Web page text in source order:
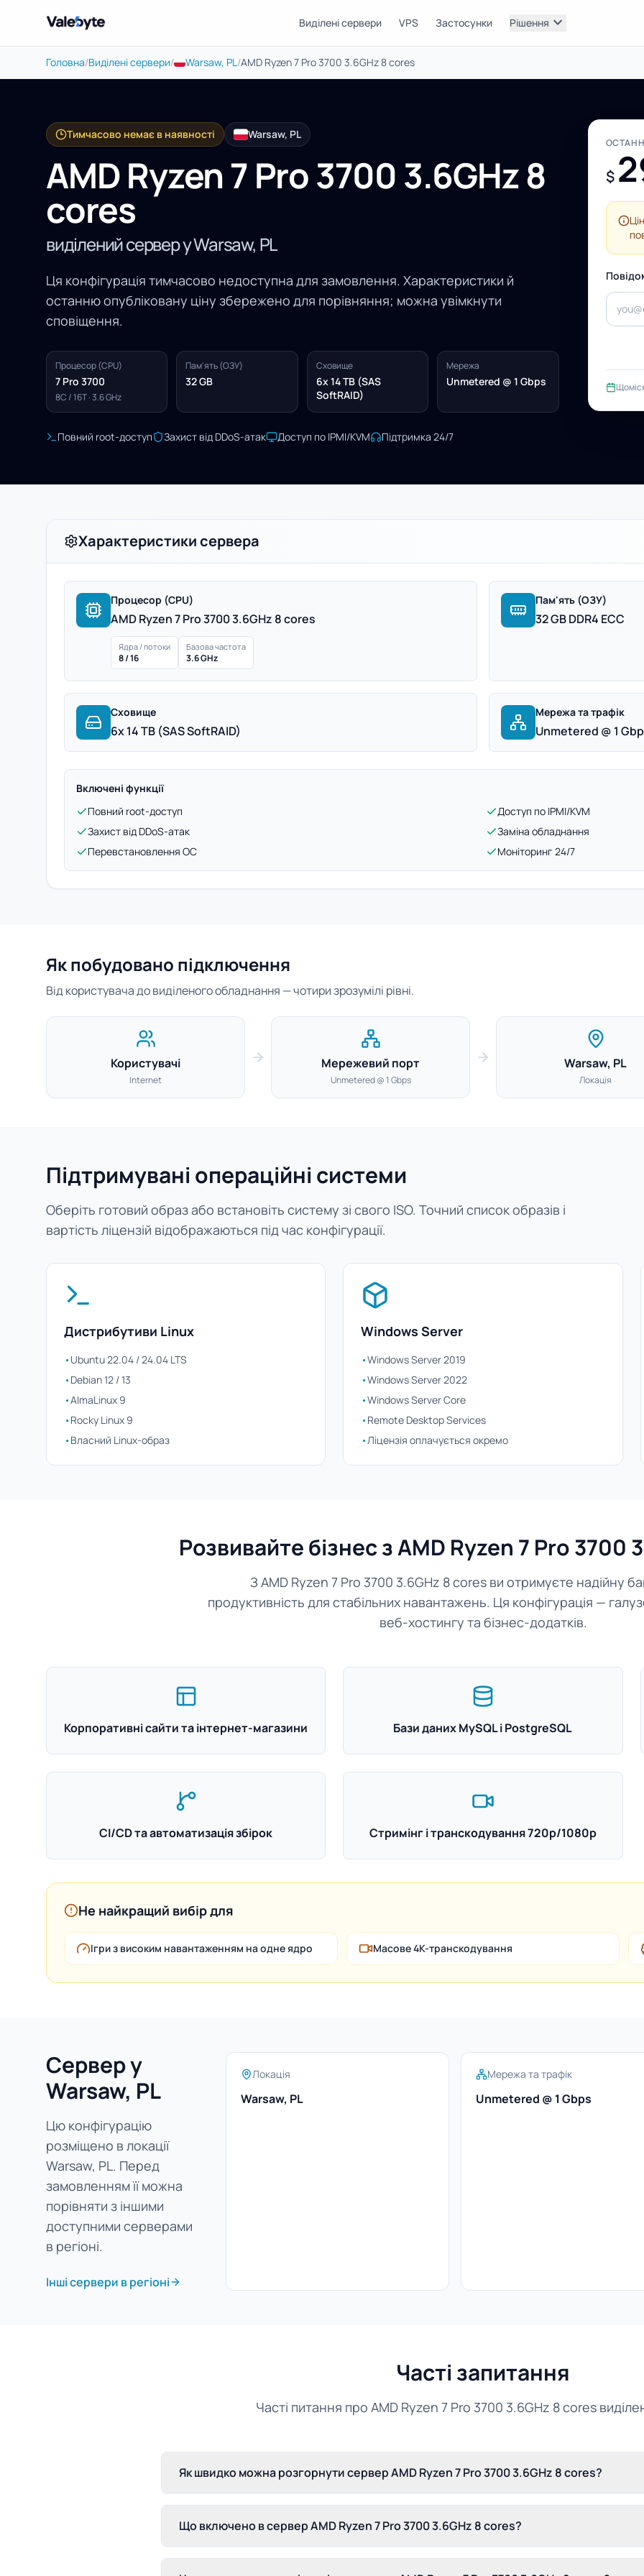
Valebyte Виділені сервери VPS Застосунки Рішення expand_more
Головна/Виділені сервери/ Warsaw, PL/AMD Ryzen 7 Pro 3700 3.6GHz 8 cores
Тимчасово немає в наявності Warsaw, PL
AMD Ryzen 7 Pro 3700 3.6GHz 8
cores
виділений сервер у Warsaw, PL
Ця конфігурація тимчасово недоступна для замовлення. Характеристики й
останню опубліковану ціну збережено для порівняння; можна увімкнути
сповіщення.
Процесор (CPU)
7 Pro 3700
8C / 16T · 3.6 GHz
Пам'ять (ОЗУ)
32 GB
Сховище
6x 14 TB (SAS
SoftRAID)
Мережа
Unmetered @ 1 Gbps
Повний root-доступ Захист від DDoS-атак Доступ по IPMI/KVM Підтримка 24/7
$
Характеристики сервера
Процесор (CPU)
AMD Ryzen 7 Pro 3700 3.6GHz 8 cores
Ядра / потоки
8 / 16
Базова частота
3.6 GHz
Пам'ять (ОЗУ)
32 GB DDR4 ECC
Сховище
6x 14 TB (SAS SoftRAID)
Мережа та трафік
Unmetered @ 1
Включені функції
Повний root-доступ
Доступ по IPMI/KVM
Захист від DDoS-атак
Заміна обладнання
Перевстановлення ОС
Моніторинг 24/7
Як побудовано підключення
Від користувача до виділеного обладнання — чотири зрозумілі рівні.
Користувачі
Internet
Мережевий порт
Unmetered @ 1 Gbps
Warsaw, PL
Локація
Підтримувані операційні системи
Оберіть готовий образ або встановіть систему зі свого ISO. Точний список образів і
вартість ліцензій відображаються під час конфігурації.
Дистрибутиви Linux
•Ubuntu 22.04 / 24.04 LTS
•Debian 12 / 13
•AlmaLinux 9
•Rocky Linux 9
•Власний Linux-образ
Windows Server
•Windows Server 2019
•Windows Server 2022
•Windows Server Core
•Remote Desktop Services
•Ліцензія оплачується окремо
Розвивайте бізнес з AMD Ryzen 7 Pro 3700
З AMD Ryzen 7 Pro 3700 3.6GHz 8 cores ви отримуєте надійну
продуктивність для стабільних навантажень. Ця конфігурація —
веб-хостингу та бізнес-додатків.
Корпоративні сайти та інтернет-магазини Бази даних MySQL і PostgreSQL
CI/CD та автоматизація збірок Стримінг і транскодування 720p/1080p
Не найкращий вибір для
Ігри з високим навантаженням на одне ядро Масове 4K-транскодування
Сервер у
Warsaw, PL
Цю конфігурацію
розміщено в локації
Warsaw, PL. Перед
замовленням її можна
порівняти з іншими
доступними серверами
в регіоні.
Інші сервери в регіоні
Локація
Warsaw, PL
Мережа та трафік
Unmetered @ 1 Gbps
Часті запитання
Часті питання про AMD Ryzen 7 Pro 3700 3.6GHz 8 cores
Як швидко можна розгорнути сервер AMD Ryzen 7 Pro 3700 3.6GHz 8 cores?
Що включено в сервер AMD Ryzen 7 Pro 3700 3.6GHz 8 cores?